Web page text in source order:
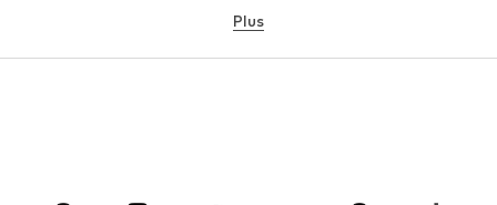
Lingerie
Jupes
Blouses et tuniques
Plus